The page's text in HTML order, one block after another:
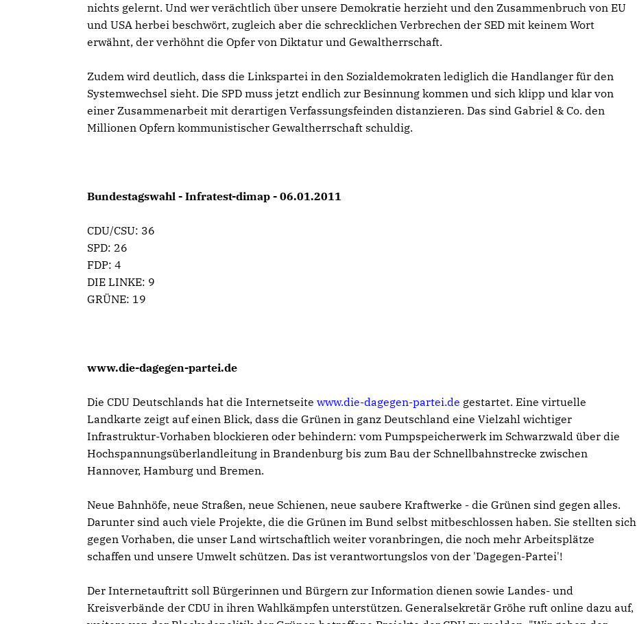
nichts gelernt. Und wer verächtlich über unsere Demokratie herzieht und den Zusammenbruch von EU
und USA herbei beschwört, zugleich aber die schrecklichen Verbrechen der SED mit keinem Wort
erwähnt, der verhöhnt die Opfer von Diktatur und Gewaltherrschaft.
Zudem wird deutlich, dass die Linkspartei in den Sozialdemokraten lediglich die Handlanger für den
Systemwechsel sieht. Die SPD muss jetzt endlich zur Besinnung kommen und sich klipp und klar von
einer Zusammenarbeit mit derartigen Verfassungsfeinden distanzieren. Das sind Gabriel & Co. den
Millionen Opfern kommunistischer Gewaltherrschaft schuldig.
Bundestagswahl - Infratest-dimap - 06.01.2011
CDU/CSU: 36
SPD: 26
FDP: 4
DIE LINKE: 9
GRÜNE: 19
www.die-dagegen-partei.de
Die CDU Deutschlands hat die Internetseite www.die-dagegen-partei.de gestartet. Eine virtuelle
Landkarte zeigt auf einen Blick, dass die Grünen in ganz Deutschland eine Vielzahl wichtiger
Infrastruktur-Vorhaben blockieren oder behindern: vom Pumpspeicherwerk im Schwarzwald über die
Hochspannungsüberlandleitung in Brandenburg bis zum Bau der Schnellbahnstrecke zwischen
Hannover, Hamburg und Bremen.
Neue Bahnhöfe, neue Straßen, neue Schienen, neue saubere Kraftwerke - die Grünen sind gegen alles.
Darunter sind auch viele Projekte, die die Grünen im Bund selbst mitbeschlossen haben. Sie stellten sich
gegen Vorhaben, die unser Land wirtschaftlich weiter voranbringen, die noch mehr Arbeitsplätze
schaffen und unsere Umwelt schützen. Das ist verantwortungslos von der 'Dagegen-Partei'!
Der Internetauftritt soll Bürgerinnen und Bürgern zur Information dienen sowie Landes- und
Kreisverbände der CDU in ihren Wahlkämpfen unterstützen. Generalsekretär Gröhe ruft online dazu auf,